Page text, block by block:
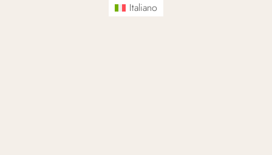
Italiano